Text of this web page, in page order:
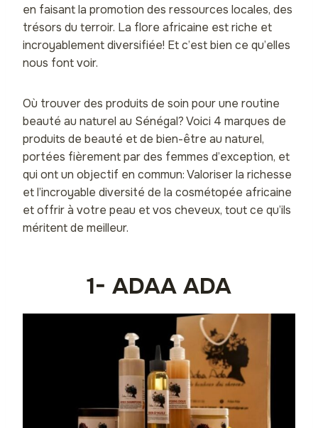
en faisant la promotion des ressources locales, des
trésors du terroir. La flore africaine est riche et
incroyablement diversifiée! Et c’est bien ce qu’elles
nous font voir.
Où trouver des produits de soin pour une routine
beauté au naturel au Sénégal? Voici 4 marques de
produits de beauté et de bien-être au naturel,
portées fièrement par des femmes d’exception, et
qui ont un objectif en commun: Valoriser la richesse
et l’incroyable diversité de la cosmétopée africaine
et offrir à votre peau et vos cheveux, tout ce qu’ils
méritent de meilleur.
1- ADAA ADA